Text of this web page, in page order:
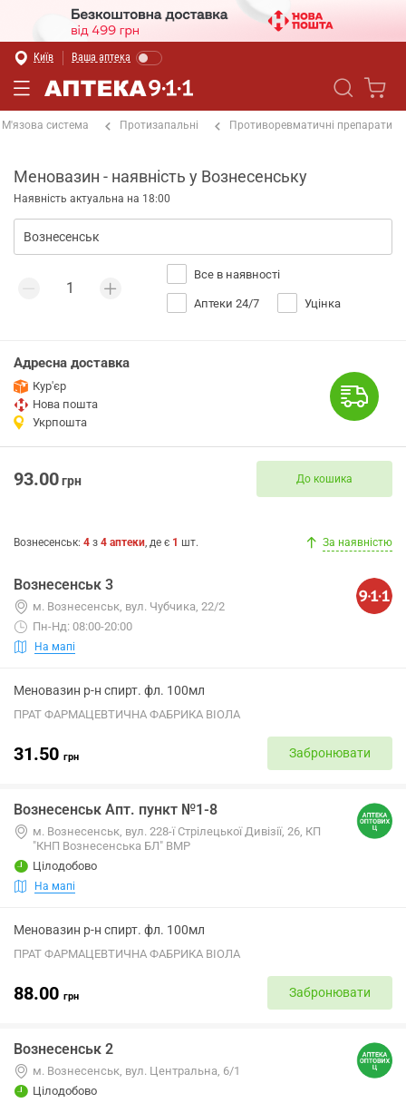
Київ Ваша аптека
М'язова система Протизапальні Противоревматичні препарати
Меновазин - наявність у Вознесенську
Наявність актуальна на 18:00
Все в наявності
Аптеки 24/7 Уцінка
Адресна доставка
Кур'єр
Нова пошта
Укрпошта
93.00грн До кошика
Вознесенськ: 4 з 4 аптеки, де є 1 шт. За наявністю
Вознесенськ 3
м. Вознесенськ, вул. Чубчика, 22/2
Пн-Нд: 08:00-20:00
На мапі
Меновазин р-н спирт. фл. 100мл
ПРАТ ФАРМАЦЕВТИЧНА ФАБРИКА ВІОЛА
31.50 грн Забронювати
Вознесенськ Апт. пункт №1-8
м. Вознесенськ, вул. 228-ї Стрілецької Дивізії, 26, КП
"КНП Вознесенська БЛ" ВМР
Цілодобово
На мапі
Меновазин р-н спирт. фл. 100мл
ПРАТ ФАРМАЦЕВТИЧНА ФАБРИКА ВІОЛА
88.00 грн Забронювати
Вознесенськ 2
м. Вознесенськ, вул. Центральна, 6/1
Цілодобово